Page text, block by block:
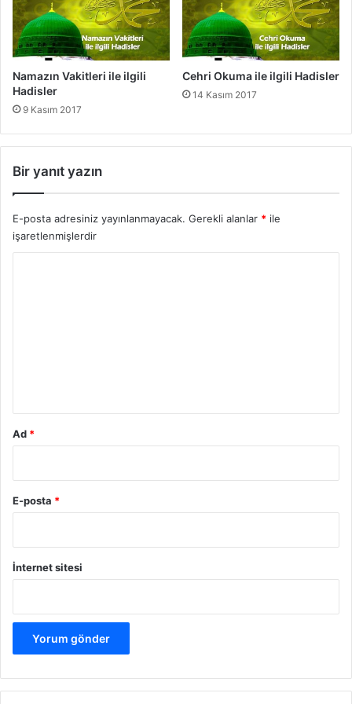
r
l
i
H
a
d
l
r
Namazın Vakitleri ile ilgili
Hadisler
9 Kasım 2017
Cehri Okuma ile ilgili Hadisler
14 Kasım 2017
Bir yanıt yazın
E-posta adresiniz yayınlanmayacak. Gerekli alanlar * ile
işaretlenmişlerdir
Ad *
E-posta *
İnternet sitesi